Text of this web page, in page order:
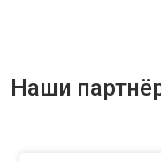
Наши